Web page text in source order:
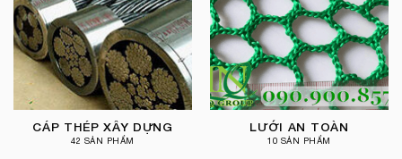
CÁP THÉP XÂY DỰNG
42 SẢN PHẨM
LƯỚI AN TOÀN
10 SẢN PHẨM